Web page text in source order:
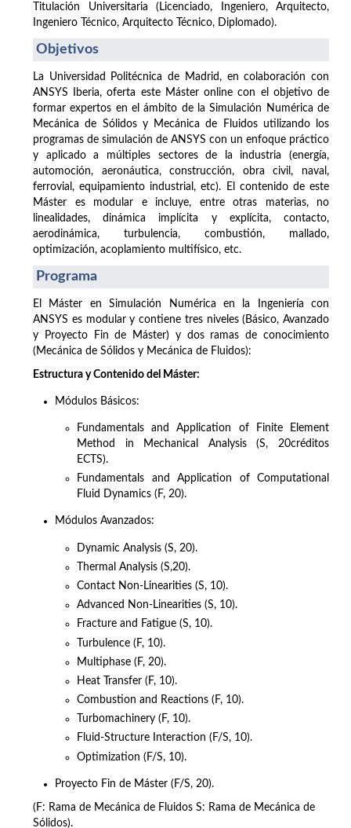
Titulación Universitaria (Licenciado, Ingeniero, Arquitecto,
Ingeniero Técnico, Arquitecto Técnico, Diplomado).
Objetivos
La Universidad Politécnica de Madrid, en colaboración con
ANSYS Iberia, oferta este Máster online con el objetivo de
formar expertos en el ámbito de la Simulación Numérica de
Mecánica de Sólidos y Mecánica de Fluidos utilizando los
programas de simulación de ANSYS con un enfoque práctico
y aplicado a múltiples sectores de la industria (energía,
automoción, aeronáutica, construcción, obra civil, naval,
ferrovial, equipamiento industrial, etc). El contenido de este
Máster es modular e incluye, entre otras materias, no
linealidades, dinámica implícita y explícita, contacto,
aerodinámica, turbulencia, combustión, mallado,
optimización, acoplamiento multifísico, etc.
Programa
El Máster en Simulación Numérica en la Ingeniería con
ANSYS es modular y contiene tres niveles (Básico, Avanzado
y Proyecto Fin de Máster) y dos ramas de conocimiento
(Mecánica de Sólidos y Mecánica de Fluidos):
Estructura y Contenido del Máster:
Módulos Básicos:
Fundamentals and Application of Finite Element
Method in Mechanical Analysis (S, 20créditos
ECTS).
Fundamentals and Application of Computational
Fluid Dynamics (F, 20).
Módulos Avanzados:
Dynamic Analysis (S, 20).
Thermal Analysis (S,20).
Contact Non-Linearities (S, 10).
Advanced Non-Linearities (S, 10).
Fracture and Fatigue (S, 10).
Turbulence (F, 10).
Multiphase (F, 20).
Heat Transfer (F, 10).
Combustion and Reactions (F, 10).
Turbomachinery (F, 10).
Fluid-Structure Interaction (F/S, 10).
Optimization (F/S, 10).
Proyecto Fin de Máster (F/S, 20).
(F: Rama de Mecánica de Fluidos S: Rama de Mecánica de
Sólidos).